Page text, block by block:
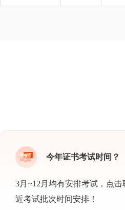
今年证书考试时间？
3月~12月均有安排考试，点
近考试批次时间安排！